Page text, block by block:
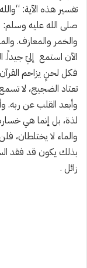
تفسير هذه الآية:
صلى الله عليه وسلم:
والخمر والمعازف.
الآن استمع إليّ جيداً.
فكل لحنٍ يزاحم
تعتاد الضجيج، لا
وأبعد القلب عن ربه.
لذة، بل إنما هي
والماء لا يختلطان،
بذلك يكون قد فقد
زائل .